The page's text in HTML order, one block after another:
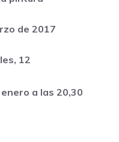
de 2017
12
a las 20,30